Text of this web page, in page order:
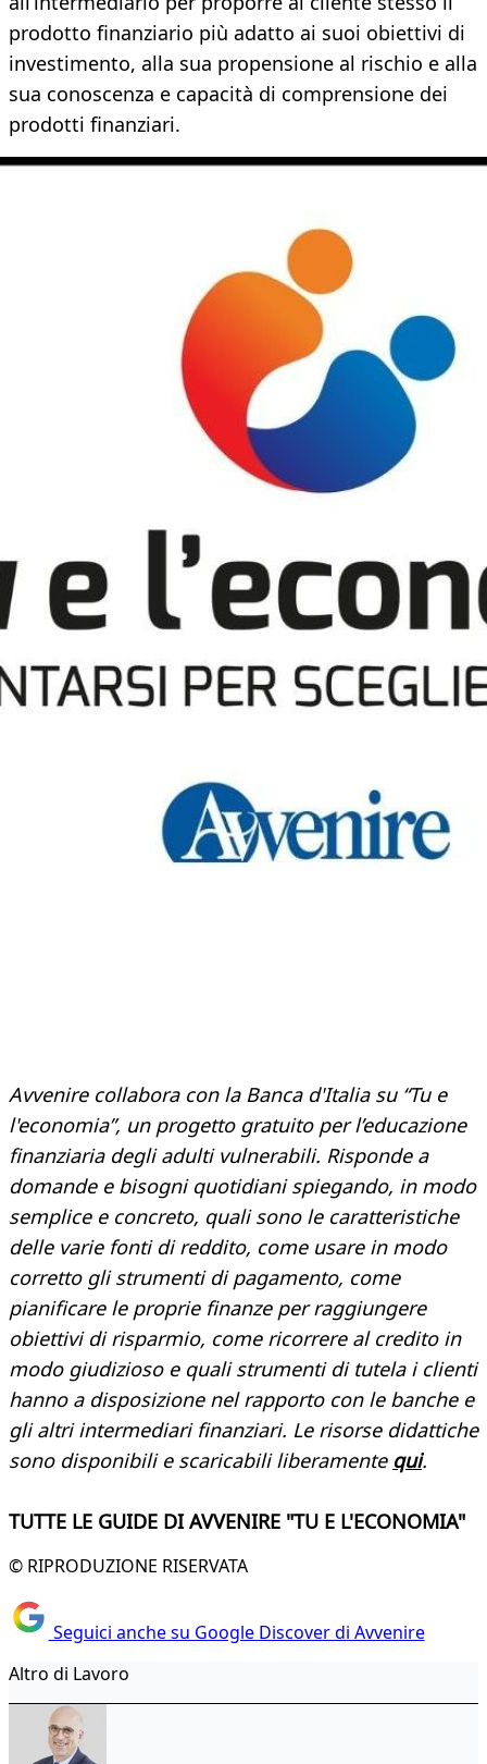
prodotto finanziario più adatto ai suoi obiettivi di
investimento, alla sua propensione al rischio e alla
sua conoscenza e capacità di comprensione dei
prodotti finanziari.
Avvenire collabora con la Banca d'Italia su “Tu e
l'economia”, un progetto gratuito per l’educazione
finanziaria degli adulti vulnerabili. Risponde a
domande e bisogni quotidiani spiegando, in modo
semplice e concreto, quali sono le caratteristiche
delle varie fonti di reddito, come usare in modo
corretto gli strumenti di pagamento, come
pianificare le proprie finanze per raggiungere
obiettivi di risparmio, come ricorrere al credito in
modo giudizioso e quali strumenti di tutela i clienti
hanno a disposizione nel rapporto con le banche e
gli altri intermediari finanziari. Le risorse didattiche
sono disponibili e scaricabili liberamente qui.
TUTTE LE GUIDE DI AVVENIRE "TU E L'ECONOMIA"
© RIPRODUZIONE RISERVATA
Seguici anche su Google Discover di Avvenire
Altro di Lavoro